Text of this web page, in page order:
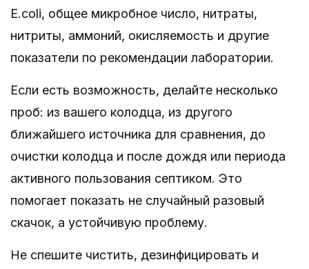
E.coli, общее микробное число, нитраты,
нитриты, аммоний, окисляемость и другие
показатели по рекомендации лаборатории.
Если есть возможность, делайте несколько
проб: из вашего колодца, из другого
ближайшего источника для сравнения, до
очистки колодца и после дождя или периода
активного пользования септиком. Это
помогает показать не случайный разовый
скачок, а устойчивую проблему.
Не спешите чистить, дезинфицировать и